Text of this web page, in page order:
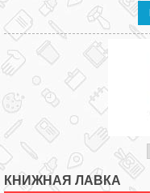
КНИЖНАЯ ЛАВКА